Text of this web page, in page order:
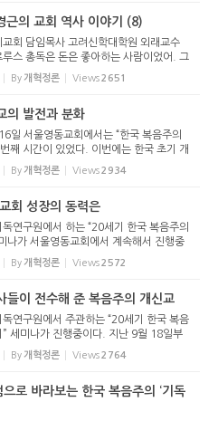
근의 교회 역사 이야기 (8)
회 담임목사 고려신학대학원 외래교수
스 총독은 돈은 좋아하는 사람이었어. 그
는 유대인은 미워했단다. 그는 로마에서 요
많은 세금을 유대인에게 부과했지. 유대교
By 개혁정론 Views2651
의 발전과 분화
일 서울영동교회에서는 “한국 복음주의
째 시간이 있었다. 이번에는 한국 초기 개
동과의 관계, 교단의 분화를 다루었다. 강
학대학원대학교 이재근 교수(선교학 강
By 개혁정론 Views2934
회 성장의 동력은
연구원에서 하는 “20세기 한국 복음주의
나가 서울영동교회에서 계속해서 진행중
국 개신교 역사를 조망하며 한국 복음주
장, 분화, 변절, 분열, 부패 등을 다룬다. 1
By 개혁정론 Views2572
들이 전수해 준 복음주의 개신교
연구원에서 주관하는 “20세기 한국 복음
” 세미나가 진행중이다. 지난 9월 18일부
한국 개신교 역사를 조망하며 한국 복음주
장, 분화, 변절, 분열, 부패 등을 다룬다. 9
By 개혁정론 Views2764
로 바라보는 한국 복음주의 ‘기독